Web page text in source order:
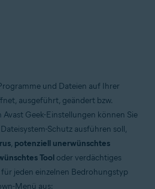
und Dateien auf Ihrer
ausgeführt, geändert bzw.
Geek-Einstellungen können Sie
Schutz ausführen soll,
, potenziell unerwünschtes
Tool oder verdächtiges
jeden einzelnen Bedrohungstyp
Menü aus: